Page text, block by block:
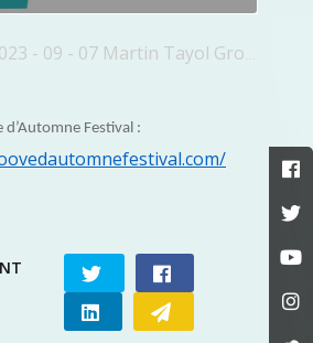
- 09 - 07 Martin Tayol Groove Festival
Festival :